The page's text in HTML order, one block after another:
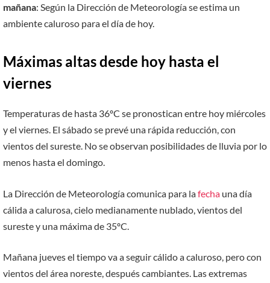
mañana: Según la Dirección de Meteorología se estima un
ambiente caluroso para el día de hoy.
Máximas altas desde hoy hasta el
viernes
Temperaturas de hasta 36ºC se pronostican entre hoy miércoles
y el viernes. El sábado se prevé una rápida reducción, con
vientos del sureste. No se observan posibilidades de lluvia por lo
menos hasta el domingo.
La Dirección de Meteorología comunica para lafecha una día
cálida a calurosa, cielo medianamente nublado, vientos del
sureste y una máxima de 35ºC.
Mañana jueves el tiempo va a seguir cálido a caluroso, pero con
vientos del área noreste, después cambiantes. Las extremas